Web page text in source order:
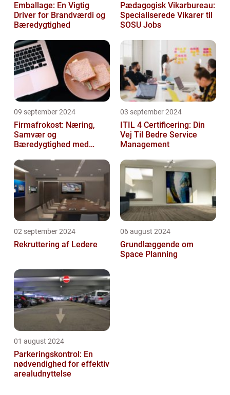
Emballage: En Vigtig
Driver for Brandværdi og
Bæredygtighed
Pædagogisk Vikarbureau:
Specialiserede Vikarer til
SOSU Jobs
09 september 2024
Firmafrokost: Næring,
Samvær og
Bæredygtighed med
03 september 2024
ITIL 4 Certificering: Din
Vej Til Bedre Service
Management
02 september 2024
Rekruttering af Ledere
06 august 2024
Grundlæggende om
Space Planning
01 august 2024
Parkeringskontrol: En
nødvendighed for effektiv
arealudnyttelse